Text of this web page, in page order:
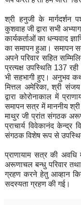
श्री हनुजी के मार्गदर्शन
कुशवाह जी द्वारा सभी
कार्यकर्ताओं का धन्यवाद
का समापन हुआ। समापन
अपने परिवार सहित
प्रत्यक्ष उपस्थिति 137
भी सहभागी हुए। अनुभव
मित्तल अमेरिका, श्री
द्वारा कोरोनाकाल में
समापन सत्र में माननीय
माथुर जी प्रांत संगठक
प्राचार्य विवेकानंद केन्द्र
संगठक विशेष रूप से
प्राणायाम सत्र की
अरूणाचल बन्धु परिवार
ग्रहण करने हेतु आव्हान
सदस्यता ग्रहण की गई।